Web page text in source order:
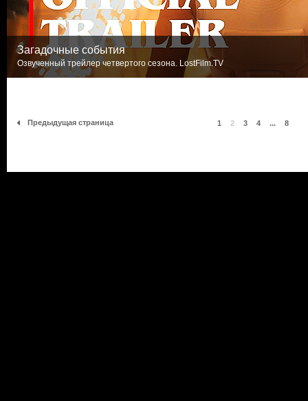
Загадочные события
Озвученный трейлер четвертого сезона. LostFilm.TV
Предыдущая страница 1 2 3 4 ... 8